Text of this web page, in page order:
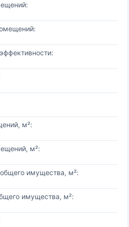
м²:
м²:
имущества, м²:
имущества, м²: